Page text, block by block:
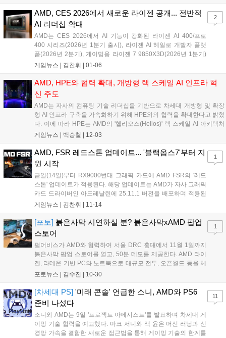
AMD, CES 2026에서 새로운 라이젠 공개... 전반적
AI 리더십 확대
AMD는 CES 2026에서 AI 기능이 강화된 라이젠 AI 400/프로
400 시리즈(2026년 1분기 출시), 라이젠 AI 헤일로 개발자 플랫
폼(2026년 2분기), 게이밍용 라이젠 7 9850X3D(2026년 1분기)
등 모바일 및 데스크톱 프로세서 포트폴리오를 공개했다. AI PC
할 예정이다....
게임뉴스 | 김찬휘 | 01-06
2
AMD, HPE와 협력 확대, 개방형 랙 스케일 AI 인프라 혁
신 주도
AMD는 자사의 컴퓨팅 기술 리더십을 기반으로 차세대 개방형 및 확장
형 AI 인프라 구축을 가속화하기 위해 HPE와의 협력을 확대한다고 밝혔
다. 이에 따라 HPE는 AMD의 '헬리오스(Helios)' 랙 스케일 AI 아키텍처
를 도입하는 최초의 시스템 제공업체 중 하나가 된다. 헬리오스 아키텍
(Broadcom)과 협력해 특수 설계한 'HPE 주니퍼 네트워킹(Juniper
Networking)' 스케일업 스위치와 소프트웨어를 통합한 것이 특징이다....
게임뉴스 | 백승철 | 12-03
AMD, FSR 레드스톤 업데이트... '블랙옵스7'부터 지
원 시작
금일(14일)부터 RX9000번대 그래픽 카드에 AMD FSR의 '레드
스톤' 업데이트가 적용된다. 해당 업데이트는 AMD가 자사 그래픽
카드 드라이버인 아드레날린에 25.11.1 버전을 배포하며 적용된
것으로 올해 5월 컴퓨텍스에 첫 발표 이후 6개월 만에 적용됐다.
시기에 출시된 '콜...
게임뉴스 | 김찬휘 | 11-14
1
[포토] 붉은사막 시연하실 분? 붉은사막xAMD 팝업
스토어
펄어비스가 AMD와 협력하여 서울 DRC 홍대에서 11월 1일까지
붉은사막 팝업 스토어를 열고, 50분 데모를 제공한다. AMD 라이
젠, 라데온 기반 PC와 노트북으로 대규모 전투, 오픈월드 등을 체
험할 수 있다. 팝업 스토어는 다트, 룰렛, 포토존 등 다양한 즐길
벤트도 진행한다....
포토뉴스 | 김수진 | 10-30
1
[차세대 PS] '미래 콘솔' 언급한 소니, AMD와 PS6
준비 나섰다
소니와 AMD는 9일 '프로젝트 아메시스트'를 발표하며 차세대 게
이밍 기술 협력을 예고했다. 마크 서니와 잭 윤은 머신 러닝과 신
경망 가속을 결합한 새로운 접근법을 통해 게이밍 기술의 한계를
11